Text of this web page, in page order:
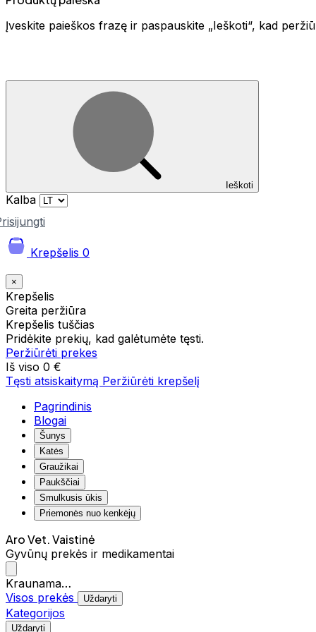
Įveskite paieškos frazę ir paspauskite „Ieškoti“, kad
Ieškoti
Kalba
Krepšelis 0
×
Krepšelis
Greita peržiūra
Krepšelis tuščias
Pridėkite prekių, kad galėtumėte tęsti.
Peržiūrėti prekes
Iš viso 0 €
Tęsti atsiskaitymą Peržiūrėti krepšelį
Pagrindinis
Blogai
Šunys
Katės
Graužikai
Paukščiai
Smulkusis ūkis
Priemonės nuo kenkėjų
Aro Vet. Vaistinė
Gyvūnų prekės ir medikamentai
Kraunama…
Visos prekės
Uždaryti
Kategorijos
Uždaryti